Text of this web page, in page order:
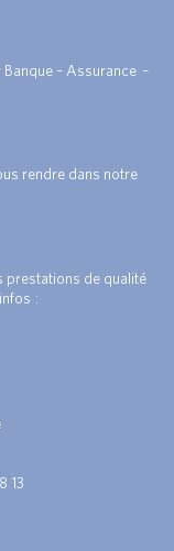
– Assurance –
rendre dans notre
prestations de qualité
:
13